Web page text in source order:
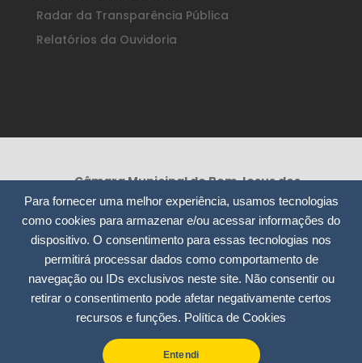
Para fornecer uma melhor experiência, usamos tecnologias
como cookies para armazenar e/ou acessar informações do
dispositivo. O consentimento para essas tecnologias nos
permitirá processar dados como comportamento de
navegação ou IDs exclusivos neste site. Não consentir ou
retirar o consentimento pode afetar negativamente certos
recursos e funções. Política de Cookies
Entendi
Radar da Transparência Pública
Relatórios da Ouvidoria
Câmara Municipal de Bom Jesus dos
Perdões /SP
Rua Nossa Senhora da Consolação, 295
– Centro
CEP: 12955-000
CNPJ: 51.913.804/0001-12
(11) 4012-7535 / 4012-9975
contato@camarabjperdoes.sp.gov.br